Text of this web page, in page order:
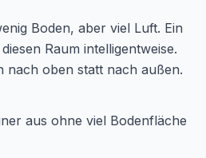
Boden, aber viel Luft. Ein
Raum intelligentweise.
nach oben statt nach außen.
aus ohne viel Bodenfläche